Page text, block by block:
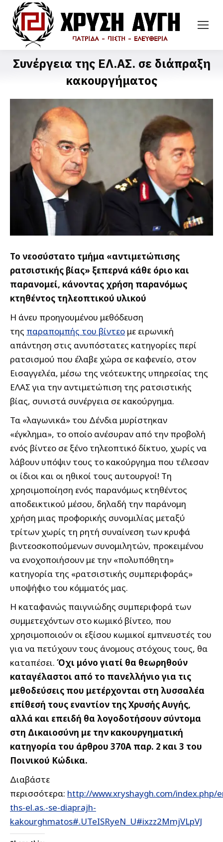
Συνέργεια της ΕΛ.ΑΣ. σε διάπραξη
κακουργήματος
Το νεοσύστατο τμήμα «αντιμετώπισης
ρατσιστικής βίας» ξεπερνά κάθε όριο και
παρανομεί, κάνοντας χρήση παρανόμως
κτηθέντος τηλεοπτικού υλικού
Η άνευ προηγουμένου μεθόδευση
της παραπομπής του βίντεο με ειρωνική
απάντηση στις ανυπόστατες κατηγορίες περί
ρατσισμού που έλαβε χώρα σε καφενείο, στον
Εισαγγελέα, μέσω της νεότευκτης υπηρεσίας της
ΕΛΑΣ για την αντιμετώπιση της ρατσιστικής
βίας, συνιστά συνέργεια σε κακούργημα.
Τα «λαγωνικά» του Δένδια μυρίστηκαν
«έγκλημα», το οποίο ανέσυραν από την προβολή
ενός βίντεο σε ξένο τηλεοπτικό δίκτυο, χωρίς να
λάβουν υπόψιν τους το κακούργημα που τέλεσαν
οι ίδιοι και οι ηθικοί τους αυτουργοί! Τη
χρησιμοποίηση ενός παρανόμως κτηθέντος
αποδεικτικού μέσου, δηλαδή την παράνομη
χρήση μιας προφορικής συνομιλίας μεταξύ
τρίτων χωρίς τη ρητή συναίνεση των κρυφά
βιντεοσκοπούμενων συνομιλητών, προκειμένου
να ενοχοποιήσουν με την «πολυπόθητη»
κατηγορία της «ρατσιστικής συμπεριφοράς»
υποψήφιο του κόμματός μας.
Η καταφανώς παιγνιώδης συμπεριφορά των
συμμετεχόντων στο κωμικό βίντεο, που
χρησιμοποιούν οι εξίσου κωμικοί εμπνευστές του
για να πετύχουν τους άνομους στόχους τους, θα
καταπέσει. Όχι μόνο γιατί θα θεωρηθούν
καταγέλαστοι από το πανελλήνιο για τις
μεθοδεύσεις που μετέρχονται στη λυσσαλέα
επίθεσή τους εναντίον της Χρυσής Αυγής,
αλλά και επειδή θα λογοδοτήσουν σύντομα
στη Δικαιοσύνη με την κακουργηματική
κατηγορία του άρθρου 370Α παρ. 2 και 3 του
Ποινικού Κώδικα.
Διαβάστε
περισσότερα: http://www.xryshaygh.com/index.php/
ths-el.as.-se-diaprajh-
kakourghmatos#.UTeISRyeN_U#ixzz2MmjVLpVJ